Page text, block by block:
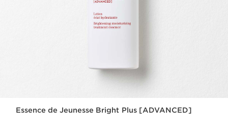
Essence de Jeunesse Bright Plus [ADVANCED]